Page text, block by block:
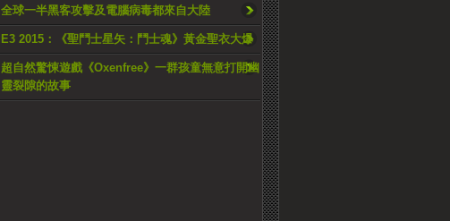
全球一半黑客攻擊及電腦病毒都來自大陸
E3 2015：《聖鬥士星矢：鬥士魂》黃金聖衣大爆
超自然驚悚遊戲《Oxenfree》一群孩童無意打開幽
靈裂隙的故事